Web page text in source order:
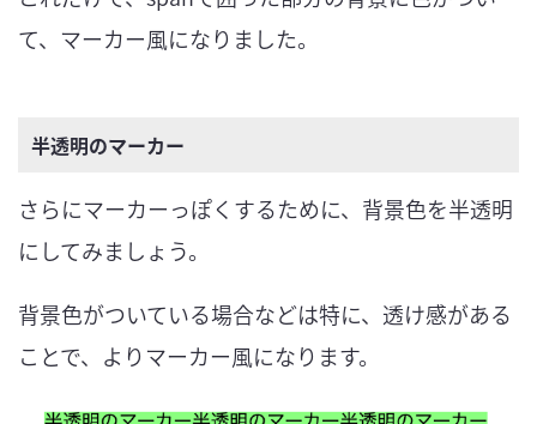
て、マーカー風になりました。
半透明のマーカー
さらにマーカーっぽくするために、背景色を半透明
にしてみましょう。
背景色がついている場合などは特に、透け感がある
ことで、よりマーカー風になります。